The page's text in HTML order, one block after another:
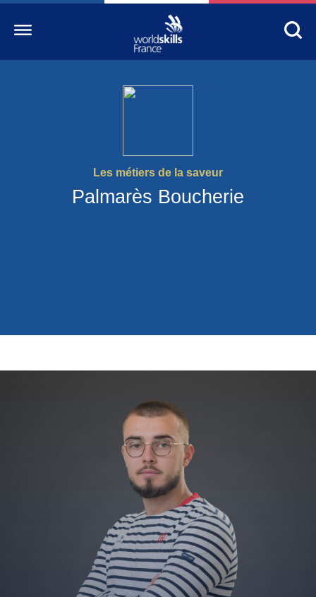
Les métiers de la saveur
Palmarès Boucherie
La compétition
Découvrez un métier
S’informer
Suivez l’Équipe de France des métiers
Shanghai 2026
Questions fréquentes
Inscription à la newsletter
Espace membres